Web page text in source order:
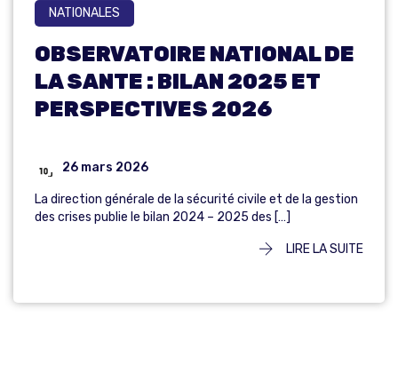
NATIONALES
OBSERVATOIRE NATIONAL DE
LA SANTE : BILAN 2025 ET
PERSPECTIVES 2026
26 mars 2026
La direction générale de la sécurité civile et de la gestion
des crises publie le bilan 2024 – 2025 des […]
LIRE LA SUITE